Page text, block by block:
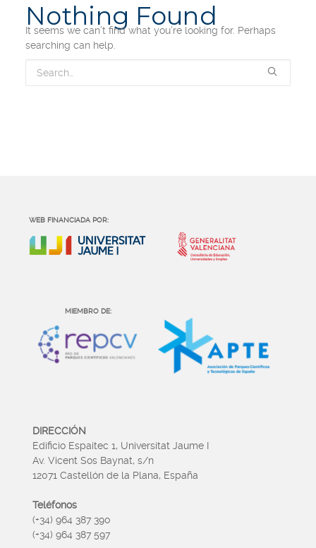
Nothing Found
It seems we can’t find what you’re looking for. Perhaps
searching can help.
WEB FINANCIADA POR:
MIEMBRO DE:
DIRECCIÓN
Edificio Espaitec 1, Universitat Jaume I
Av. Vicent Sos Baynat, s/n
12071 Castellón de la Plana, España
Teléfonos
(+34) 964 387 390
(+34) 964 387 597